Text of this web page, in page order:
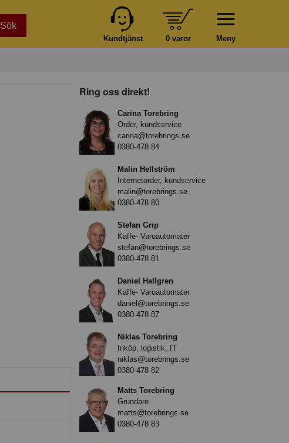
Sök
Meny
0 varor
Kundtjänst
Ring oss direkt!
Carina Torebring
Order, kundservice
carina@torebrings.se
0380-478 84
Malin Hellström
Internetorder, kundservice
malin@torebrings.se
0380-478 80
Stefan Grip
Kaffe- Varuautomater
stefan@torebrings.se
0380-478 81
Daniel Hallgren
Kaffe- Varuautomater
daniel@torebrings.se
0380-478 87
Niklas Torebring
Inköp, logistik, IT
niklas@torebrings.se
0380-478 82
Matts Torebring
Grundare
matts@torebrings.se
0380-478 83